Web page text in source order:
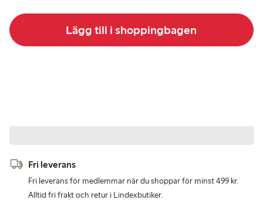
Lägg till i shoppingbagen
Fri leverans
Fri leverans för medlemmar när du shoppar för minst 499 kr.
Alltid fri frakt och retur i Lindexbutiker.